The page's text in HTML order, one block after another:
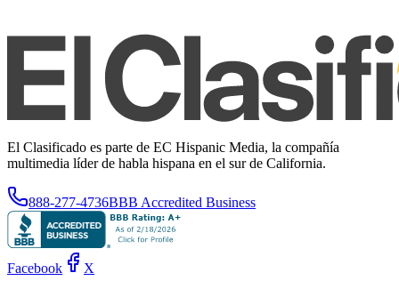
El Clasificado es parte de EC Hispanic Media, la compañía
multimedia líder de habla hispana en el sur de California.
888-277-4736BBB Accredited Business
Facebook X